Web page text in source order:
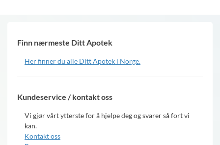
Finn nærmeste Ditt Apotek
Her finner du alle Ditt Apotek i Norge.
Kundeservice / kontakt oss
Vi gjør vårt ytterste for å hjelpe deg og svarer så fort vi
kan.
Kontakt oss